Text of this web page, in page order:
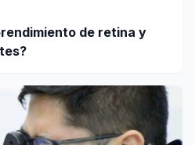
de retina y